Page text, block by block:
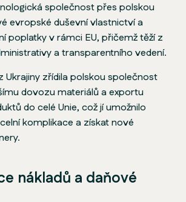
společnost přes polskou
evropské duševní vlastnictví a
poplatky v rámci EU, přičemž těží z
a transparentního vedení.
Ukrajiny zřídila polskou společnost
dovozu materiálů a exportu
do celé Unie, což jí umožnilo
komplikace a získat nové
nákladů a daňové